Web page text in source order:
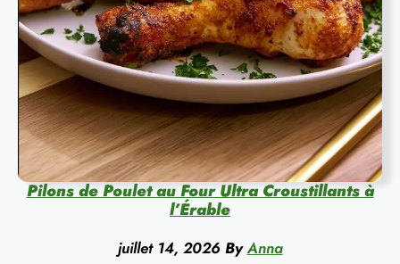
Pilons de Poulet au Four Ultra Croustillants à
l’Érable
juillet 14, 2026 By Anna